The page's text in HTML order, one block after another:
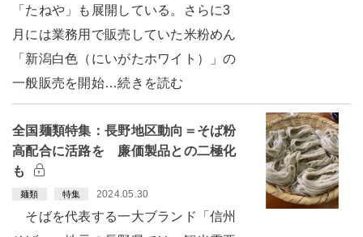
「たねや」も展開している。さらに3
月には業務用で販売していた米粉めん
「新潟白色（にいがたホワイト）」の
一般販売を開始…続きを読む
全国麺類特集：長野地区動向＝そば粉
高配合に活路を 廉価製品との二極化
も
麺類 特集 2024.05.30
そばを代表する一大ブランド「信州